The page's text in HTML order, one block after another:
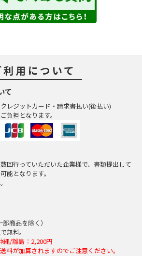
利用について
て
レジットカード・請求書払い(後払い)
負担となります。
回行っていただいた企業様で、書類提出して
能となります。
商品を除く）
無料。
/離島：2,200円
料が加算されますのでご注意ください。